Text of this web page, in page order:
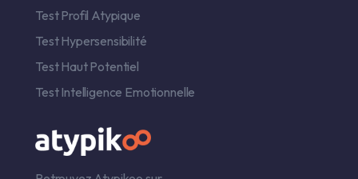
Test Profil Atypique
Test Hypersensibilité
Test Haut Potentiel
Test Intelligence Emotionnelle